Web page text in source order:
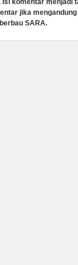
komentar menjadi
jika
SARA.